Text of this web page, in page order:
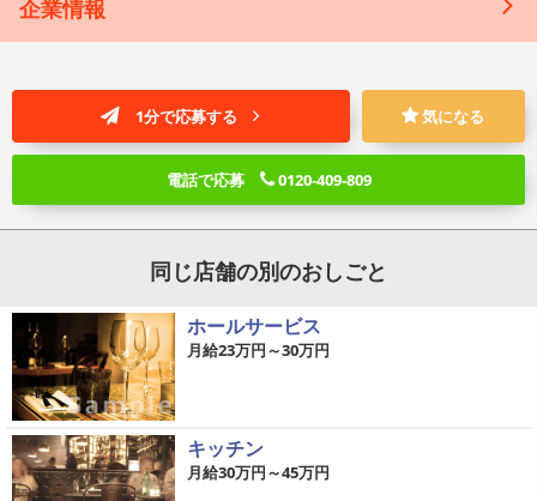
企業情報
1分で応募する 気になる
電話で応募 0120-409-809
同じ店舗の別のおしごと
ホールサービス
月給23万円～30万円
キッチン
月給30万円～45万円